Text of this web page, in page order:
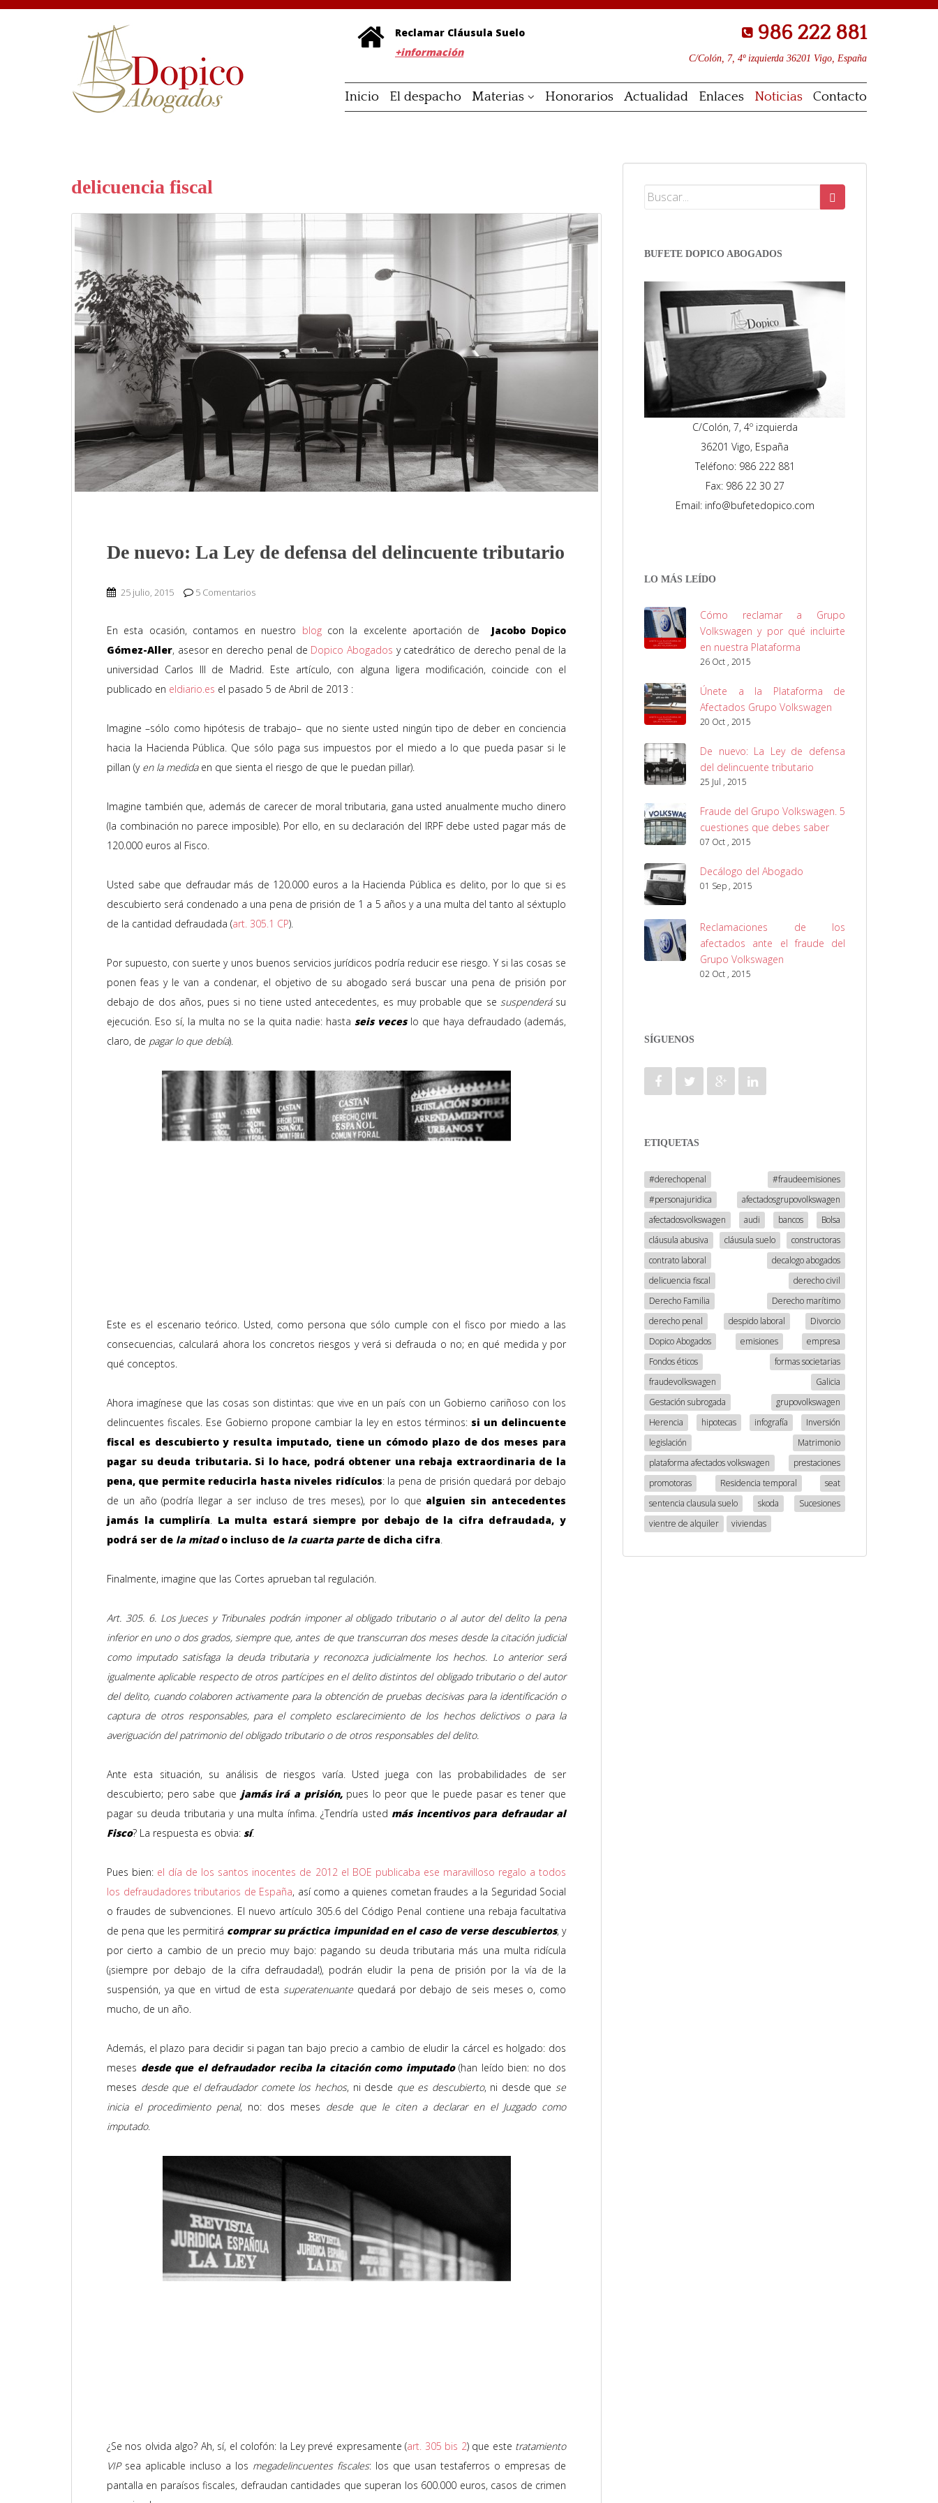
Reclamar Cláusula Suelo
+información
986 222 881
C/Colón, 7, 4º izquierda 36201 Vigo, España
Inicio El despacho Materias Honorarios Actualidad Enlaces Noticias Contacto
delicuencia fiscal
De nuevo: La Ley de defensa del delincuente tributario
25 julio, 2015 5 Comentarios
En esta ocasión, contamos en nuestro blogcon la excelente aportación de
Jacobo Dopico
Gómez-Aller, asesor en derecho penal de Dopico Abogados y catedrático de derecho penal de la
universidad Carlos III de Madrid. Este artículo, con alguna ligera modificación, coincide con el
publicado en eldiario.es el pasado 5 de Abril de 2013 :
Imagine –sólo como hipótesis de trabajo– que no siente usted ningún tipo de deber en conciencia
hacia la Hacienda Pública. Que sólo paga sus impuestos por el miedo a lo que pueda pasar si le
pillan (y en la medidaen que sienta el riesgo de que le puedan pillar).
Imagine también que, además de carecer de moral tributaria, gana usted anualmente mucho dinero
(la combinación no parece imposible). Por ello, en su declaración del IRPF debe usted pagar más de
120.000 euros al Fisco.
Usted sabe que defraudar más de 120.000 euros a la Hacienda Pública es delito, por lo que si es
descubierto será condenado a una pena de prisión de 1 a 5 años y a una multa del tanto al séxtuplo
de la cantidad defraudada (art. 305.1 CP).
Por supuesto, con suerte y unos buenos servicios jurídicos podría reducir ese riesgo. Y si las cosas se
ponen feas y le van a condenar, el objetivo de su abogado será buscar una pena de prisión por
debajo de dos años, pues si no tiene usted antecedentes, es muy probable que se suspenderásu
ejecución. Eso sí, la multa no se la quita nadie: hasta seis veceslo que haya defraudado (además,
claro, de pagar lo que debía).
Este es el escenario teórico. Usted, como persona que sólo cumple con el fisco por miedo a las
consecuencias, calculará ahora los concretos riesgos y verá si defrauda o no; en qué medida y por
qué conceptos.
Ahora imagínese que las cosas son distintas: que vive en un país con un Gobierno cariñoso con los
delincuentes fiscales. Ese Gobierno propone cambiar la ley en estos términos: si un delincuente
fiscal es descubierto y resulta imputado, tiene un cómodo plazo de dos meses para
pagar su deuda tributaria. Si lo hace, podrá obtener una rebaja extraordinaria de la
pena, que permite reducirla hasta niveles ridículos: la pena de prisión quedará por debajo
de un año (podría llegar a ser incluso de tres meses), por lo que alguien sin antecedentes
jamás la cumpliría
La multa estará siempre por debajo de la cifra defraudada, y
podrá ser de la mitad o incluso de la cuarta parte de dicha cifra
Finalmente, imagine que las Cortes aprueban tal regulación.
Art. 305. 6. Los Jueces y Tribunales podrán imponer al obligado tributario o al autor del delito la pena
inferior en uno o dos grados, siempre que, antes de que transcurran dos meses desde la citación judicial
como imputado satisfaga la deuda tributaria y reconozca judicialmente los hechos. Lo anterior será
igualmente aplicable respecto de otros partícipes en el delito distintos del obligado tributario o del autor
del delito, cuando colaboren activamente para la obtención de pruebas decisivas para la identificación o
captura de otros responsables, para el completo esclarecimiento de los hechos delictivos o para la
averiguación del patrimonio del obligado tributario o de otros responsables del delito.
Ante esta situación, su análisis de riesgos varía. Usted juega con las probabilidades de ser
descubierto; pero sabe que jamás irá a prisión, pues lo peor que le puede pasar es tener que
pagar su deuda tributaria y una multa ínfima. ¿Tendría usted más incentivos para defraudar al
Fisco? La respuesta es obvia: sí.
Pues bien: el día de los santos inocentes de 2012 el BOE publicaba ese maravilloso regalo a todos
los defraudadores tributarios de España, así como a quienes cometan fraudes a la Seguridad Social
o fraudes de subvenciones. El nuevo artículo 305.6 del Código Penal contiene una rebaja facultativa
de pena que les permitirá comprar su práctica impunidad en el caso de verse descubiertos, y
por cierto a cambio de un precio muy bajo: pagando su deuda tributaria más una multa ridícula
(¡siempre por debajo de la cifra defraudada!), podrán eludir la pena de prisión por la vía de la
suspensión, ya que en virtud de esta superatenuante quedará por debajo de seis meses o, como
mucho, de un año.
Además, el plazo para decidir si pagan tan bajo precio a cambio de eludir la cárcel es holgado: dos
meses desde que el defraudador reciba la citación como imputado(han leído bien: no dos
meses desde que el defraudador comete los hechos, ni desde que es descubierto, ni desde que se
inicia el procedimiento penal, no: dos meses desde que le citen a declarar en el Juzgado como
imputado.
¿Se nos olvida algo? Ah, sí, el colofón: la Ley prevé expresamente (art. 305 bis 2) que este tratamiento
VIPsea aplicable incluso a los megadelincuentes fiscales: los que usan testaferros o empresas de
pantalla en paraísos fiscales, defraudan cantidades que superan los 600.000 euros, casos de crimen
BUFETE DOPICO ABOGADOS
C/Colón, 7, 4º izquierda
36201 Vigo, España
Teléfono: 986 222 881
Fax: 986 22 30 27
Email: info@bufetedopico.com
LO MÁS LEÍDO
Cómo reclamar a Grupo
Volkswagen y por qué incluirte
en nuestra Plataforma
26 Oct , 2015
Únete a la Plataforma de
Afectados Grupo Volkswagen
20 Oct , 2015
De nuevo: La Ley de defensa
del delincuente tributario
25 Jul , 2015
Fraude del Grupo Volkswagen. 5
cuestiones que debes saber
07 Oct , 2015
Decálogo del Abogado
01 Sep , 2015
Reclamaciones de los
afectados ante el fraude del
Grupo Volkswagen
02 Oct , 2015
SÍGUENOS
ETIQUETAS
#derechopenal
#fraudeemisiones
#personajuridica
afectadosgrupovolkswagen
afectadosvolkswagen
audi bancos
Bolsa
cláusula abusiva
cláusula suelo
constructoras
contrato laboral
decalogo abogados
delicuencia fiscal
derecho civil
Derecho Familia
Derecho marítimo
derecho penal
despido laboral
Divorcio
Dopico Abogados
emisiones
empresa
Fondos éticos
formas societarias
fraudevolkswagen
Galicia
Gestación subrogada
grupovolkswagen
Herencia
hipotecas infografía
Inversión
legislación
Matrimonio
plataforma afectados volkswagen
prestaciones
promotoras
Residencia temporal
seat
sentencia clausula suelo
skoda
Sucesiones
vientre de alquiler
viviendas